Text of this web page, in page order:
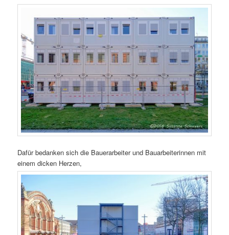
Dafür bedanken sich die Bauerarbeiter und Bauarbeiterinnen mit
einem dicken Herzen,